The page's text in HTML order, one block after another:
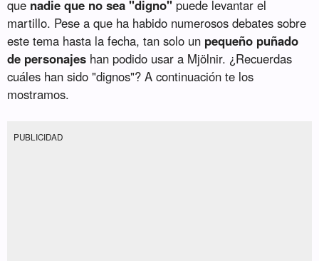
que nadie que no sea "digno" puede levantar el
martillo. Pese a que ha habido numerosos debates sobre
este tema hasta la fecha, tan solo un pequeño puñado
de personajes han podido usar a Mjölnir. ¿Recuerdas
cuáles han sido "dignos"? A continuación te los
mostramos.
PUBLICIDAD